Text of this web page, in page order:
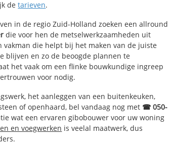
Noord-Oost
Midden
Zuid-West
Zuid-Oost
Hoornes-Oost
detarieven.
in de regio Zuid-Holland zoeken een allround
die voor hen de metselwerkzaamheden uit
vakman die helpt bij het maken van de juiste
blijven en zo de beoogde plannen te
het vaak om een flinke bouwkundige ingreep
voor nodig.
het aanleggen van een buitenkeuken,
of openhaard, bel vandaag nog met ☎ 050-
wat een ervaren gibobouwer voor uw woning
en voegwerken is veelal maatwerk, dus